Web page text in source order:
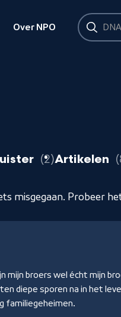
Over NPO
Zoeken
Zoeken
2 resultaten
Artikelen
misgegaan. Probeer
mijn broers wel écht mijn
diepe sporen na in het
familiegeheimen.